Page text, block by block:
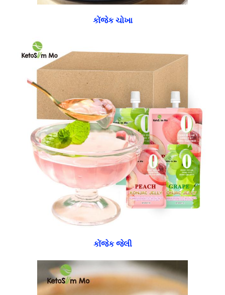
કોંજેક ચોખા
કોંજેક જેલી